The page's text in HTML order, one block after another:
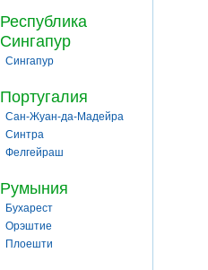
Республика
Сингапур
Сингапур
Португалия
Сан-Жуан-да-Мадейра
Синтра
Фелгейраш
Румыния
Бухарест
Орэштие
Плоешти